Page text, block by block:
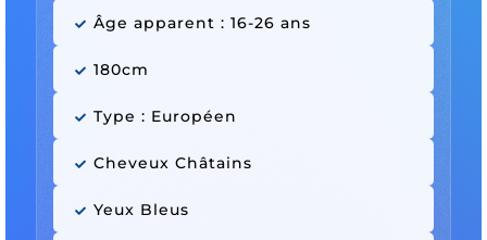
Âge apparent : 16-26 ans
180cm
Type : Européen
Cheveux Châtains
Yeux Bleus